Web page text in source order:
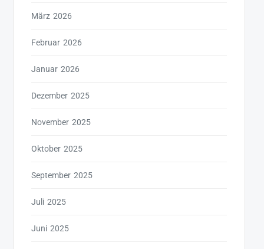
März 2026
Februar 2026
Januar 2026
Dezember 2025
November 2025
Oktober 2025
September 2025
Juli 2025
Juni 2025